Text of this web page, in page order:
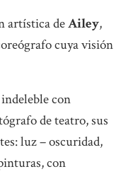
artística deAiley,
cuya visión
con
de teatro, sus
luz – oscuridad,
con